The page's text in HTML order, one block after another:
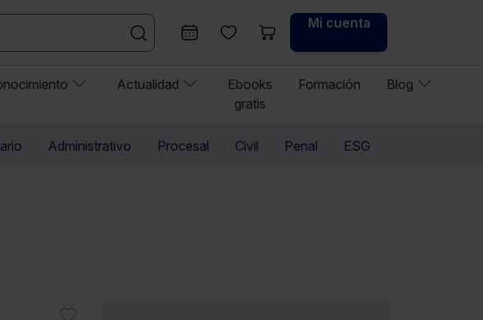
Mi cuenta
Actualidad
Ebooks
gratis
Formación Blog
Administrativo Procesal Civil Penal ESG